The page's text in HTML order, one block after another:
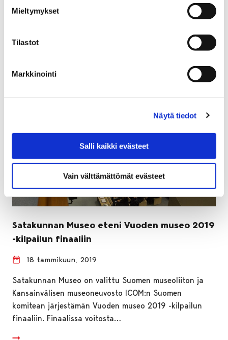
Mieltymykset
Tilastot
Markkinointi
Näytä tiedot
Salli kaikki evästeet
Vain välttämättömät evästeet
sunnuntaina 20.1.2019 klo 15-17 Karhuhallissa.
Satakunnan Museo eteni Vuoden museo 2019
-kilpailun finaaliin
18 tammikuun, 2019
Satakunnan Museo on valittu Suomen museoliiton ja
Kansainvälisen museoneuvosto ICOM:n Suomen
komitean järjestämän Vuoden museo 2019 -kilpailun
finaaliin. Finaalissa voitosta…